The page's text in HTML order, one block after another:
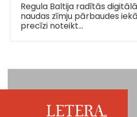
Regula Baltija radītās
naudas zīmju pārbaudes
precīzi noteikt…